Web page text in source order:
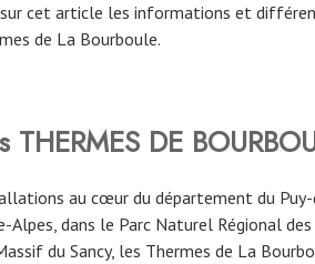
cet article les informations et
de La Bourboule.
THERMES DE
au cœur du département du Puy-
Alpes, dans le Parc Naturel Régional des
du Sancy, les Thermes de La